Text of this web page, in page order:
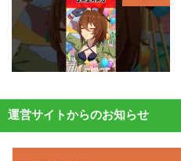
運営サイトからのお知らせ